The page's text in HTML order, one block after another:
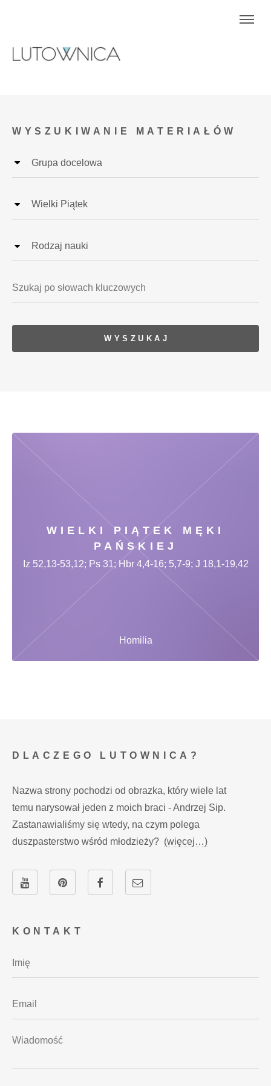
WYSZUKIWANIE MATERIAŁÓW
WIELKI PIĄTEK MĘKI
PAŃSKIEJ
Homilia
Iz 52,13-53,12; Ps 31; Hbr 4,4-16; 5,7-9; J 18,1-19,42
KONTAKT
DLACZEGO LUTOWNICA?
Nazwa strony pochodzi od obrazka, który wiele lat
temu narysował jeden z moich braci - Andrzej Sip.
Zastanawialiśmy się wtedy, na czym polega
duszpasterstwo wśród młodzieży? (więcej…)